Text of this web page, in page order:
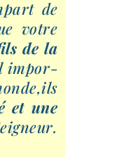
de
votre
de la
impor­
et une